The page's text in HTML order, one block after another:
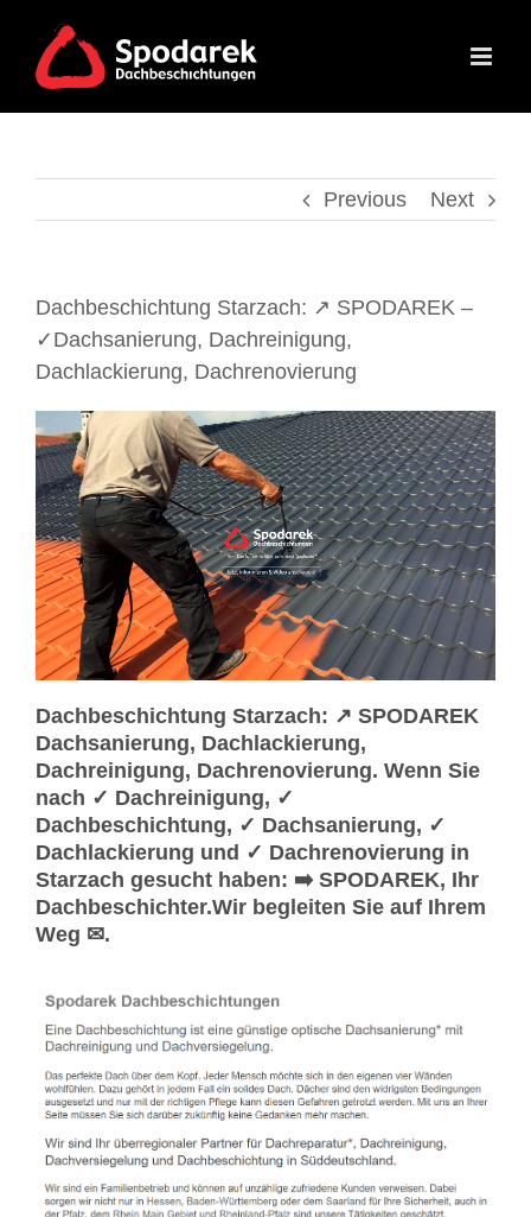
content
Previous Next
Dachbeschichtung Starzach: ↗️ SPODAREK –
✓Dachsanierung, Dachreinigung,
Dachlackierung, Dachrenovierung
Dachbeschichtung Starzach: ↗️ SPODAREK
Dachsanierung, Dachlackierung,
Dachreinigung, Dachrenovierung. Wenn Sie
nach ✓ Dachreinigung, ✓
Dachbeschichtung, ✓ Dachsanierung, ✓
Dachlackierung und ✓ Dachrenovierung in
Starzach gesucht haben: ➡️ SPODAREK, Ihr
Dachbeschichter.Wir begleiten Sie auf Ihrem
Weg ✉.